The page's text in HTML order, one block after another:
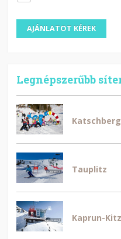
Legnépszerűbb
Katschberg
Tauplitz
Kaprun-